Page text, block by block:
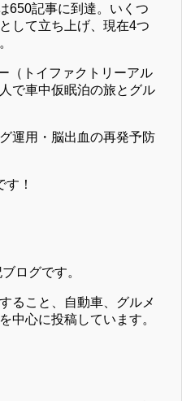
650記事に到達。いくつ
して立ち上げ、現在4つ
（トイファクトリーアル
で車中仮眠泊の旅とグル
運用・脳出血の再発予防
！
ログです。
ること、自動車、グルメ
中心に投稿しています。